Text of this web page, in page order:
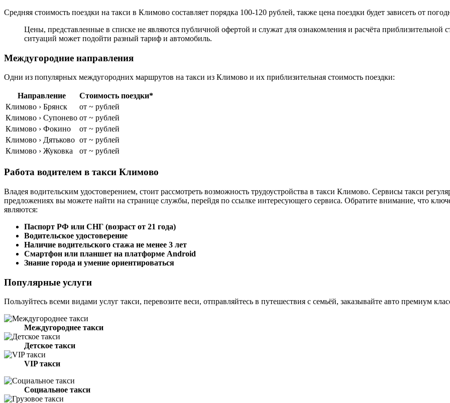
Средняя стоимость поездки на такси в Климово составляет порядка 100-120 рублей, также цена поездки будет зависеть от
Цены, представленные в списке не являются публичной офертой и служат для ознакомления и расчёта
ситуаций может подойти разный тариф и автомобиль.
Междугородние направления
Одни из популярных междугородних маршрутов на такси из Климово и их приблизительная стоимость поездки:
Направление
Стоимость поездки*
Климово › Брянск
от ~ рублей
Климово › Супонево от ~ рублей
Климово › Фокино
от ~ рублей
Климово › Дятьково от ~ рублей
Климово › Жуковка
от ~ рублей
Работа водителем в такси Климово
Владея водительским удостоверением, стоит рассмотреть возможность трудоустройства в такси Климово. Сервисы такси
предложениях вы можете найти на странице службы, перейдя по ссылке интересующего сервиса. Обратите внимание, что
являются:
Паспорт РФ или СНГ (возраст от 21 года)
Водительское удостоверение
Наличие водительского стажа не менее 3 лет
Смартфон или планшет на платформе Android
Знание города и умение ориентироваться
Популярные услуги
Пользуйтесь всеми видами услуг такси, перевозите веси, отправляйтесь в путешествия с семьёй, заказывайте авто премиум
Междугороднее такси
Детское такси
VIP такси
Социальное такси